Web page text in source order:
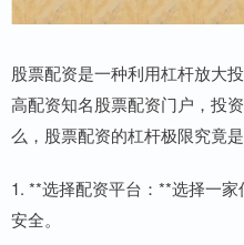
股票配资是一种利用杠杆放大
高配资知名股票配资门户，投
么，股票配资的杠杆极限究竟
1. **选择配资平台：**选择一
安全。